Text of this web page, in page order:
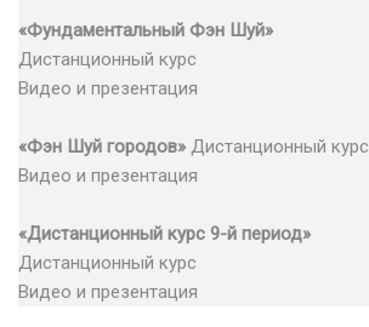
«Фундаментальный Фэн Шуй»
Дистанционный курс
Видео и презентация
«Фэн Шуй городов» Дистанционный курс
Видео и презентация
«Дистанционный курс 9-й период»
Дистанционный курс
Видео и презентация